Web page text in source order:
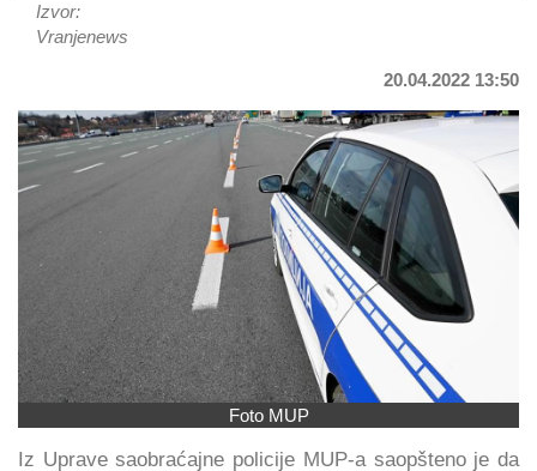
Izvor:
Vranjenews
20.04.2022 13:50
Foto MUP
Iz Uprave saobraćajne policije MUP-a saopšteno je da